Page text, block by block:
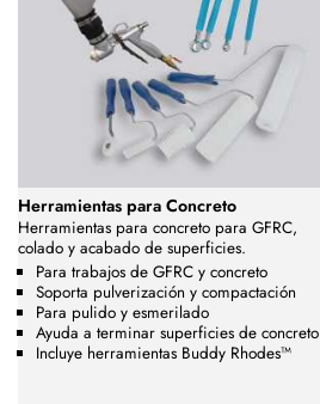
Herramientas para Concreto
Herramientas para concreto para GFRC,
colado y acabado de superficies.
Para trabajos de GFRC y concreto
Soporta pulverización y compactación
Para pulido y esmerilado
Ayuda a terminar superficies de concreto
Incluye herramientas Buddy Rhodes™